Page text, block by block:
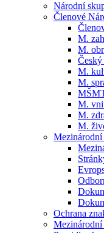
Národní
Členové
M.
M.
M.
M.
M.
M.
M.
Ochrana
Mezinárodní